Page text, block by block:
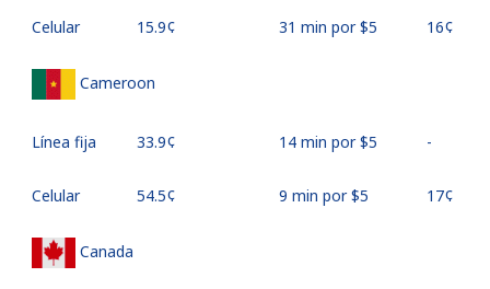
Celular ⁦15.9¢⁩ 31 min por ⁦$5⁩ ⁦16¢⁩
Cameroon
Línea fija ⁦33.9¢⁩ 14 min por ⁦$5⁩ -
Celular ⁦54.5¢⁩ 9 min por ⁦$5⁩ ⁦17¢⁩
Canada